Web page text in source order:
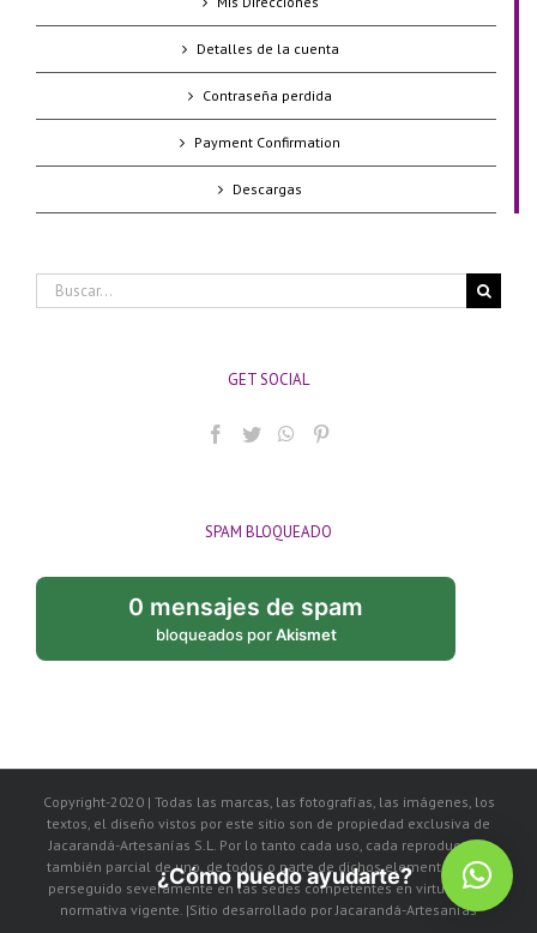
Detalles de la cuenta
Contraseña perdida
Payment Confirmation
Descargas
Buscar:
GET SOCIAL
SPAM BLOQUEADO
0 mensajes de spam
bloqueados porAkismet
Copyright-2020 | Todas las marcas, las fotografías, las imágenes, los
textos, el diseño vistos por este sitio son de propiedad exclusiva de
Jacarandá-Artesanías S.L. Por lo tanto cada uso, cada reproducción
también parcial de uno, de todos o parte de dichos elementos, será
perseguido severamente en las sedes competentes en virtud de la
normativa vigente. |Sitio desarrollado por Jacarandá-Artesanías
¿Cómo puedo ayudarte?